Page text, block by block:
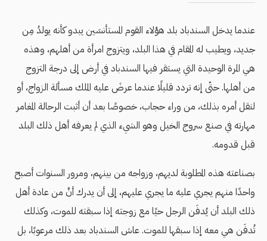
عندما يدخل السندباد بلد هؤلاء القوم المستأنسَين يبدو كأنه يولدُ مِن
جديد، ويطيب له المقام في هذا البلد، ويتزوج امرأة من أهلهم، وهذه
هي المرة الوحيدة التي يستقر فيها السندباد في أرض إلى درجة التزوج
من أهلها. حتّى إنه تردد قليلًا عندما عرضَ عليه الملك مسألة الزواج، أو
لنقل أمره بذلك، من وراء حجاب، خصوصًا بعد أن أثبت الرحالة المغامر
مهارته في صنع سروج الخيل وهو الشيء الذي لم يعرفه أهل ذلك البلد
قبل قدومه.
بصناعته هذه المطلوبة لديهم، وزواجه من بينهم، ومرور السنوات أصبح
واحدًا منهم يجري عليه ما يجري عليهم، إلى أن يدرك أنَّ من عادة أهل
ذلك البلد أن يُدفَن الرجل حيًا مع زوجته إذا سبقته للموت، وكذلك
تُدفَن هي معه إذا سبقها للموت. عاش السندباد بعد ذلك مرعوبًا، بل